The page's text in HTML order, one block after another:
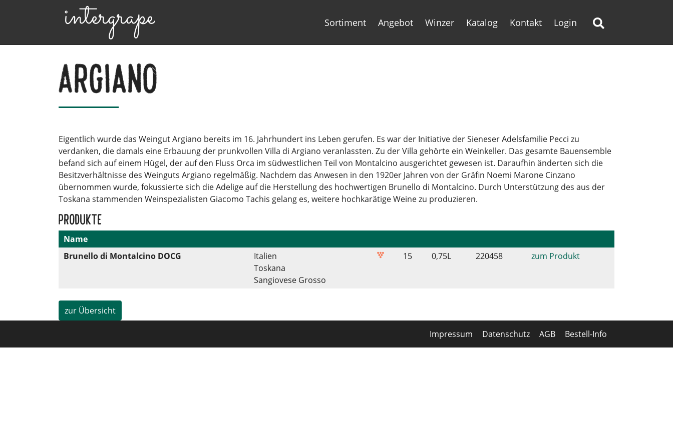
Sortiment Angebot Winzer Katalog Kontakt Login
Argiano
Eigentlich wurde das Weingut Argiano bereits im 16. Jahrhundert ins Leben gerufen. Es war der Initiative der Sieneser Adelsfamilie Pecci zu
verdanken, die damals eine Erbauung der prunkvollen Villa di Argiano veranlassten. Zu der Villa gehörte ein Weinkeller. Das gesamte Bauensemble
befand sich auf einem Hügel, der auf den Fluss Orca im südwestlichen Teil von Montalcino ausgerichtet gewesen ist. Daraufhin änderten sich die
Besitzverhältnisse des Weinguts Argiano regelmäßig. Nachdem das Anwesen in den 1920er Jahren von der Gräfin Noemi Marone Cinzano
übernommen wurde, fokussierte sich die Adelige auf die Herstellung des hochwertigen Brunello di Montalcino. Durch Unterstützung des aus der
Toskana stammenden Weinspezialisten Giacomo Tachis gelang es, weitere hochkarätige Weine zu produzieren.
Produkte
Name
Brunello di Montalcino DOCG
Italien
Toskana
Sangiovese Grosso
15 0,75L 220458 zum Produkt
zur Übersicht
Impressum Datenschutz AGB Bestell-Info